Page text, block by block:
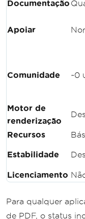
Documentação
Apoiar
Comunidade ~0
Motor de
renderização
Recursos
Estabilidade
Licenciamento
Para qualquer
de PDF, o status